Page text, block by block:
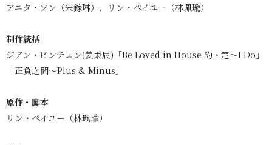
アニタ・ソン（宋鎵琳）、リン・ペイユー（林珮瑜）
制作統括
ジアン・ビンチェン(姜秉辰)「Be Loved in House 約・定～I Do」
「正負之間～Plus & Minus」
原作・脚本
リン・ペイユー（林珮瑜）